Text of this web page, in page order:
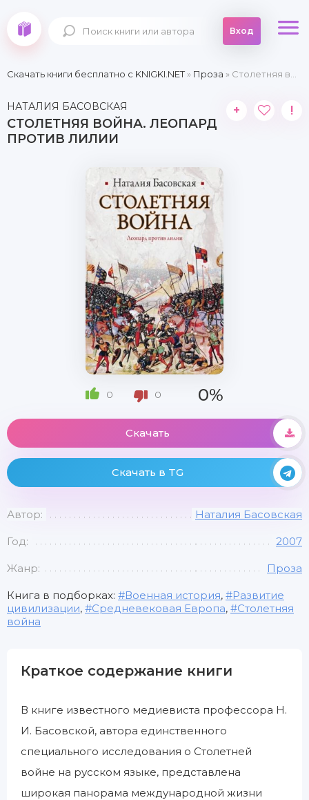
Вход
Скачать книги бесплатно c KNIGKI.NET» Проза » Столетняя война. Леопард против лилии
НАТАЛИЯ БАСОВСКАЯ
СТОЛЕТНЯЯ ВОЙНА. ЛЕОПАРД
ПРОТИВ ЛИЛИИ
+ !
0 0 0%
Скачать
Скачать в TG
Автор: Наталия Басовская
Год: 2007
Жанр: Проза
Книга в подборках: Военная история,
Развитие
цивилизации, Средневековая Европа,
Столетняя
война
Краткое содержание книги
В книге известного медиевиста профессора Н.
И. Басовской, автора единственного
специального исследования о Столетней
войне на русском языке, представлена
широкая панорама международной жизни